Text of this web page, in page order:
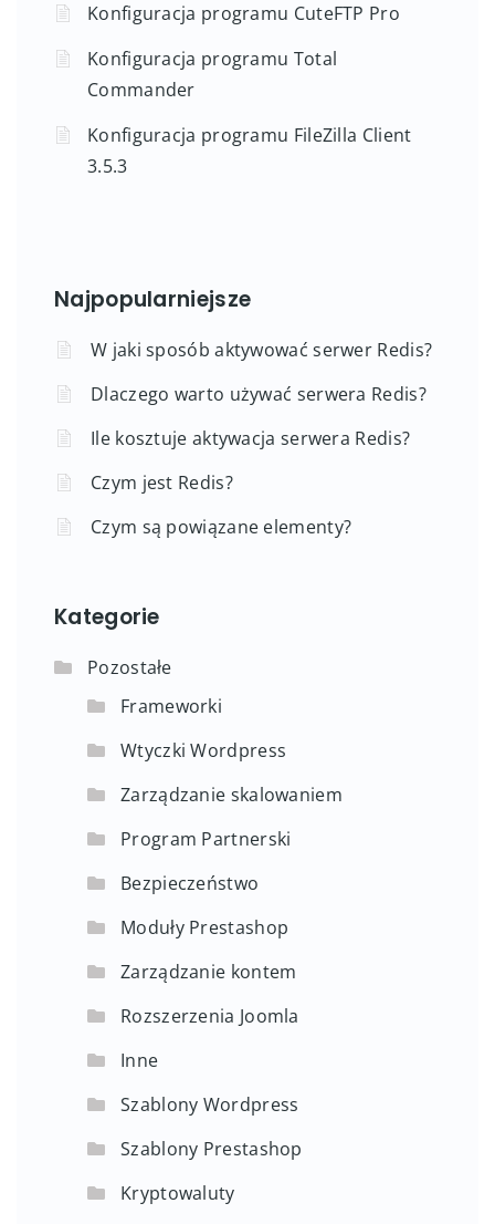
Konfiguracja programu CuteFTP Pro
Konfiguracja programu Total
Commander
Konfiguracja programu FileZilla Client
3.5.3
Najpopularniejsze
W jaki sposób aktywować serwer Redis?
Dlaczego warto używać serwera Redis?
Ile kosztuje aktywacja serwera Redis?
Czym jest Redis?
Czym są powiązane elementy?
Kategorie
Pozostałe
Frameworki
Wtyczki Wordpress
Zarządzanie skalowaniem
Program Partnerski
Bezpieczeństwo
Moduły Prestashop
Zarządzanie kontem
Rozszerzenia Joomla
Inne
Szablony Wordpress
Szablony Prestashop
Kryptowaluty